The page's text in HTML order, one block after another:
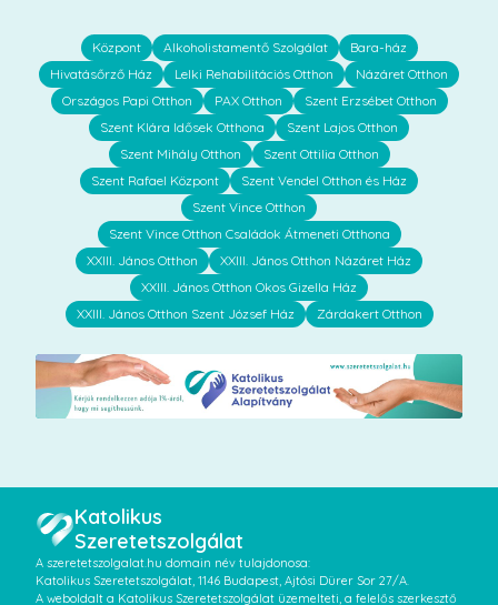
Központ Alkoholistamentő Szolgálat
Bara-ház
Hivatásőrző Ház
Lelki Rehabilitációs Otthon
Názáret Otthon
Országos Papi Otthon
PAX Otthon
Szent Erzsébet Otthon
Szent Klára Idősek Otthona
Szent Lajos Otthon
Szent Mihály Otthon
Szent Ottilia Otthon
Szent Rafael Központ
Szent Vendel Otthon és Ház
Szent Vince Otthon
Szent Vince Otthon Családok Átmeneti Otthona
XXIII. János Otthon
XXIII. János Otthon Názáret Ház
XXIII. János Otthon Okos Gizella Ház
XXIII. János Otthon Szent József Ház
Zárdakert Otthon
Katolikus
Szeretetszolgálat
A szeretetszolgalat.hu domain név tulajdonosa:
Katolikus Szeretetszolgálat, 1146 Budapest, Ajtósi Dürer Sor 27/A.
A weboldalt a Katolikus Szeretetszolgálat üzemelteti, a felelős szerkesztő